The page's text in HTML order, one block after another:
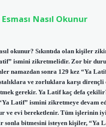
Nasıl Okunur
okunur? Sıkıntıda olan kişiler
ismini zikretmelidir. Zor bir
namazdan sonra 129 kez “Ya
ve zorluklara karşı dirençli
gerekir. Ya Latif kaç defa
Latif” ismini zikretmeye devam
ve evi bereketlenir. Tüm işlerinin
sonla bitmesini isteyen kişiler, “Ya